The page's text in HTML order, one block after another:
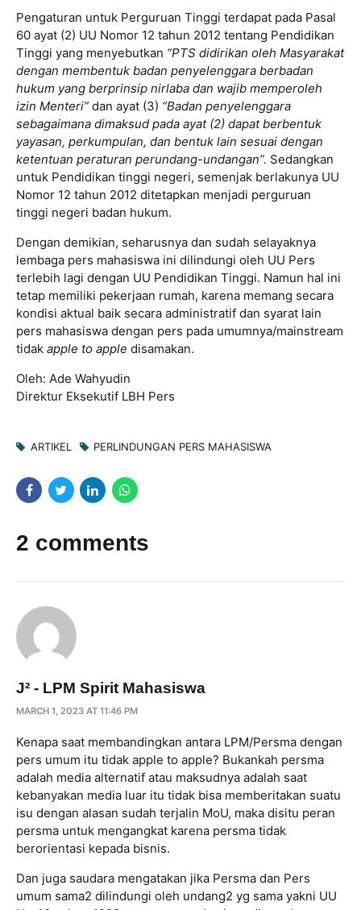
Pengaturan untuk Perguruan Tinggi terdapat pada Pasal
60 ayat (2) UU Nomor 12 tahun 2012 tentang Pendidikan
Tinggi yang menyebutkan “PTS didirikan oleh Masyarakat
dengan membentuk badan penyelenggara berbadan
hukum yang berprinsip nirlaba dan wajib memperoleh
izin Menteri” dan ayat (3) “Badan penyelenggara
sebagaimana dimaksud pada ayat (2) dapat berbentuk
yayasan, perkumpulan, dan bentuk lain sesuai dengan
ketentuan peraturan perundang-undangan”. Sedangkan
untuk Pendidikan tinggi negeri, semenjak berlakunya UU
Nomor 12 tahun 2012 ditetapkan menjadi perguruan
tinggi negeri badan hukum.
Dengan demikian, seharusnya dan sudah selayaknya
lembaga pers mahasiswa ini dilindungi oleh UU Pers
terlebih lagi dengan UU Pendidikan Tinggi. Namun hal ini
tetap memiliki pekerjaan rumah, karena memang secara
kondisi aktual baik secara administratif dan syarat lain
pers mahasiswa dengan pers pada umumnya/mainstream
tidak apple to apple disamakan.
Oleh: Ade Wahyudin
Direktur Eksekutif LBH Pers
ARTIKEL PERLINDUNGAN PERS MAHASISWA
2 comments
J² - LPM Spirit Mahasiswa
MARCH 1, 2023 AT 11:46 PM
Kenapa saat membandingkan antara LPM/Persma dengan
pers umum itu tidak apple to apple? Bukankah persma
adalah media alternatif atau maksudnya adalah saat
kebanyakan media luar itu tidak bisa memberitakan suatu
isu dengan alasan sudah terjalin MoU, maka disitu peran
persma untuk mengangkat karena persma tidak
berorientasi kepada bisnis.
Dan juga saudara mengatakan jika Persma dan Pers
umum sama2 dilindungi oleh undang2 yg sama yakni UU